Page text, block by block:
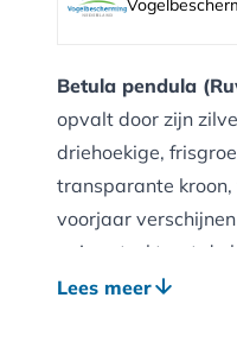
Betula pendula
opvalt door zijn
driehoekige,
transparante
voorjaar
najaar trakteert de
prachtig
Lees meer